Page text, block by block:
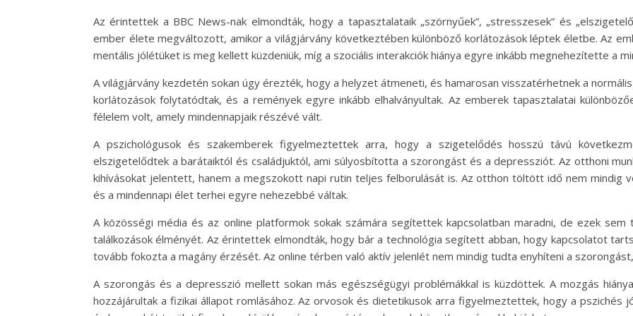
Az érintettek a BBC News-nak elmondták, hogy a tapasztalataik „szörnyűek”, „stresszesek” és
ember élete megváltozott, amikor a világjárvány következtében különböző korlátozások léptek életbe. Az
mentális jólétüket is meg kellett küzdeniük, míg a szociális interakciók hiánya egyre inkább megnehezítette a
A világjárvány kezdetén sokan úgy érezték, hogy a helyzet átmeneti, és hamarosan visszatérhetnek a
korlátozások folytatódtak, és a remények egyre inkább elhalványultak. Az emberek tapasztalatai
félelem volt, amely mindennapjaik részévé vált.
A pszichológusok és szakemberek figyelmeztettek arra, hogy a szigetelődés hosszú távú
elszigetelődtek a barátaiktól és családjuktól, ami súlyosbította a szorongást és a depressziót. Az otthoni
kihívásokat jelentett, hanem a megszokott napi rutin teljes felborulását is. Az otthon töltött idő nem mindig
és a mindennapi élet terhei egyre nehezebbé váltak.
A közösségi média és az online platformok sokak számára segítettek kapcsolatban maradni, de ezek
találkozások élményét. Az érintettek elmondták, hogy bár a technológia segített abban, hogy kapcsolatot
tovább fokozta a magány érzését. Az online térben való aktív jelenlét nem mindig tudta enyhíteni a
A szorongás és a depresszió mellett sokan más egészségügyi problémákkal is küzdöttek. A mozgás
hozzájárultak a fizikai állapot romlásához. Az orvosok és dietetikusok arra figyelmeztettek, hogy a